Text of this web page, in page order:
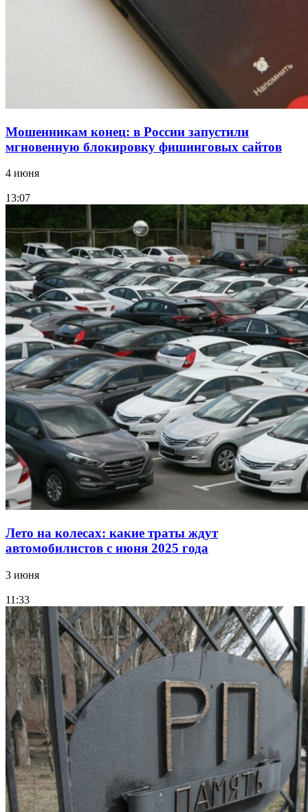
Фестиваль #ТриЧетыре в Волгограде пройдёт
11–13 сентября в рамках Года единства народов
Мошенникам конец: в России запустили
мгновенную блокировку фишинговых сайтов
4 июня
13:07
Лето на колесах: какие траты ждут
автомобилистов с июня 2025 года
3 июня
11:33